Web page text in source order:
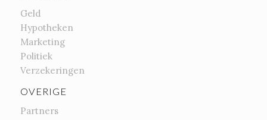
Geld
Hypotheken
Marketing
Politiek
Verzekeringen
OVERIGE
Partners